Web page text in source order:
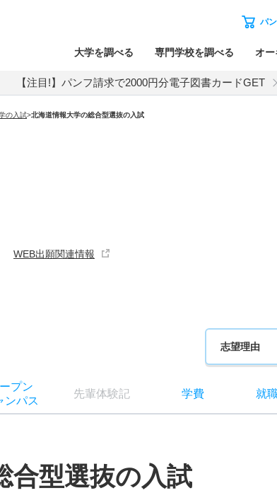
パ
大学を調べる 専門学校を調べる オー
【注目!】パンフ請求で2000円分電子図書カードGET
の入試>北海道情報大学の総合型選抜の入試
WEB出願関連情報
志望理由
プン
ンパス
先輩体験記 学費 就
合型選抜の入試